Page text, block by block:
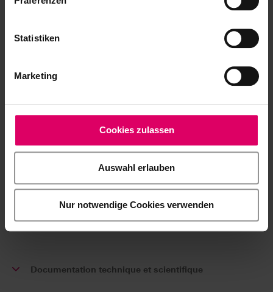
Statistiken
Marketing
Cookies zulassen
Auswahl erlauben
Nur notwendige Cookies verwenden
Recommandation de mise en œuvre
Brochure conceptuelle
Bibliothèques de matériaux CAD/CAM
Documentation technique et scientifique